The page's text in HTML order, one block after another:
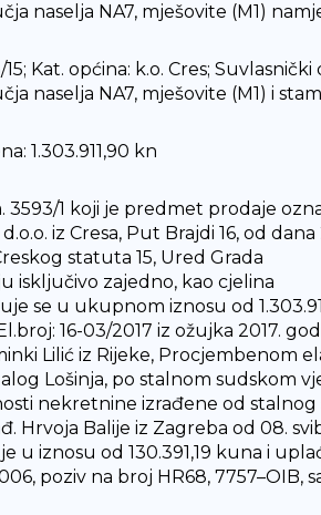
naselja NA7, mješovite (M1)
Kat. općina: k.o. Cres;
naselja NA7, mješovite (M1) i
1.303.911,90 kn
3593/1 koji je predmet prodaje
d.o.o. iz Cresa, Put Brajdi 16, od
statuta 15, Ured Grada
isključivo zajedno, kao cjelina
se u ukupnom iznosu od
16-03/2017 iz ožujka 2017.
Lilić iz Rijeke, Procjembenom
Lošinja, po stalnom sudskom
nekretnine izrađene od
Hrvoja Balije iz Zagreba od 08.
u iznosu od 130.391,19 kuna i
poziv na broj HR68, 7757–OIB,